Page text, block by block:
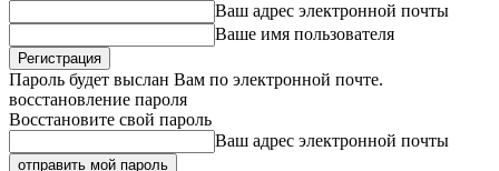
Ваш адрес электронной почты
Ваше имя пользователя
Пароль будет выслан Вам по электронной почте.
восстановление пароля
Восстановите свой пароль
Ваш адрес электронной почты